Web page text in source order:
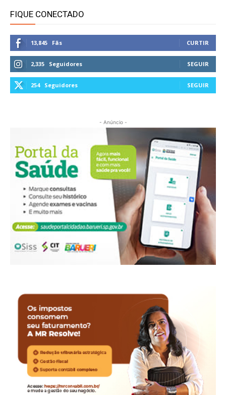
FIQUE CONECTADO
13,845 Fãs CURTIR
2,335 Seguidores SEGUIR
254 Seguidores SEGUIR
- Anúncio -